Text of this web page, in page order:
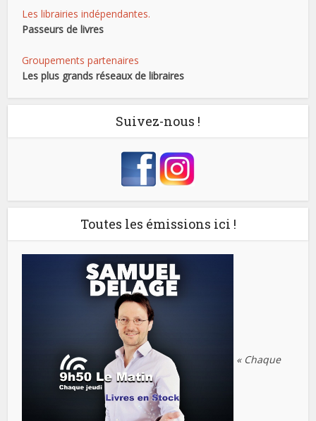
Les librairies indépendantes.
Passeurs de livres
Groupements partenaires
Les plus grands réseaux de libraires
Suivez-nous !
Toutes les émissions ici !
« Chaque